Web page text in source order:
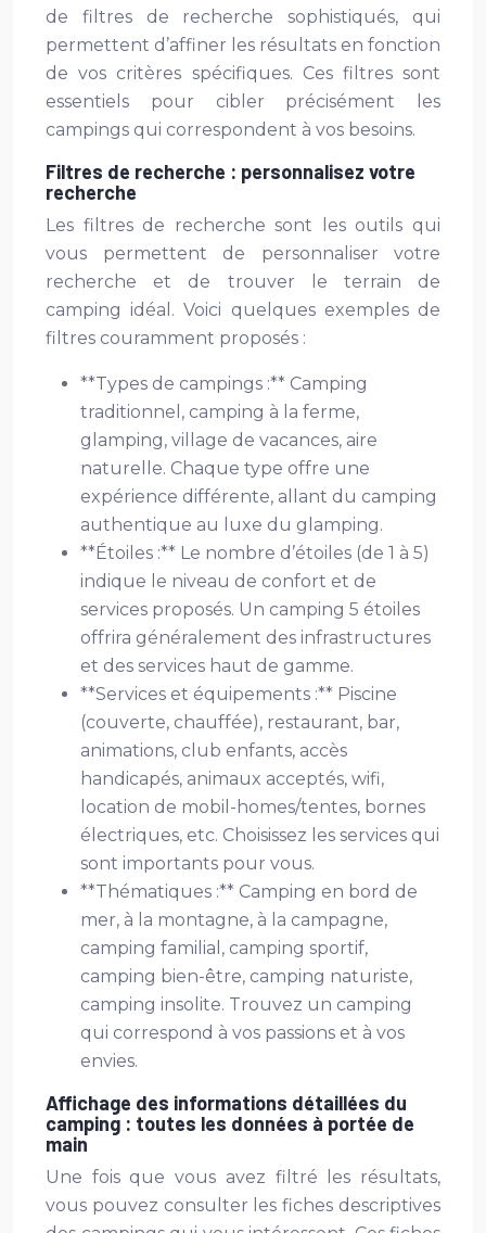
de filtres de recherche sophistiqués, qui
permettent d’affiner les résultats en fonction
de vos critères spécifiques. Ces filtres sont
essentiels pour cibler précisément les
campings qui correspondent à vos besoins.
Filtres de recherche : personnalisez votre
recherche
Les filtres de recherche sont les outils qui
vous permettent de personnaliser votre
recherche et de trouver le terrain de
camping idéal. Voici quelques exemples de
filtres couramment proposés :
**Types de campings :** Camping
traditionnel, camping à la ferme,
glamping, village de vacances, aire
naturelle. Chaque type offre une
expérience différente, allant du camping
authentique au luxe du glamping.
**Étoiles :** Le nombre d’étoiles (de 1 à 5)
indique le niveau de confort et de
services proposés. Un camping 5 étoiles
offrira généralement des infrastructures
et des services haut de gamme.
**Services et équipements :** Piscine
(couverte, chauffée), restaurant, bar,
animations, club enfants, accès
handicapés, animaux acceptés, wifi,
location de mobil-homes/tentes, bornes
électriques, etc. Choisissez les services qui
sont importants pour vous.
**Thématiques :** Camping en bord de
mer, à la montagne, à la campagne,
camping familial, camping sportif,
camping bien-être, camping naturiste,
camping insolite. Trouvez un camping
qui correspond à vos passions et à vos
envies.
Affichage des informations détaillées du
camping : toutes les données à portée de
main
Une fois que vous avez filtré les résultats,
vous pouvez consulter les fiches descriptives